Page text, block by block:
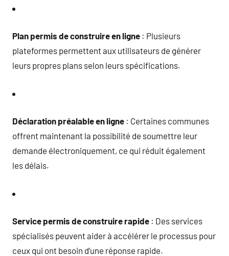
Plan permis de construire en ligne : Plusieurs
plateformes permettent aux utilisateurs de générer
leurs propres plans selon leurs spécifications.
Déclaration préalable en ligne : Certaines communes
offrent maintenant la possibilité de soumettre leur
demande électroniquement, ce qui réduit également
les délais.
Service permis de construire rapide : Des services
spécialisés peuvent aider à accélérer le processus pour
ceux qui ont besoin d’une réponse rapide.